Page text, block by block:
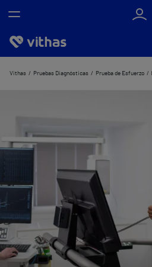
Nosotros
Equipo médico y asistencial
Información útil
Comunicación
Vithas Pruebas Diagnósticas Prueba de Esfuerzo